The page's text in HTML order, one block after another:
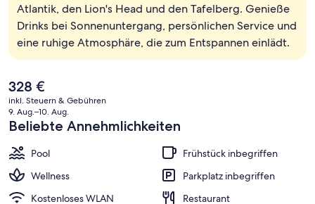
Espressomaschine, Wasserkocher
Atlantik, den Lion's Head und den Tafelberg. Genieße
Drinks bei Sonnenuntergang, persönlichen Service und
eine ruhige Atmosphäre, die zum Entspannen einlädt.
Der
aktuelle
Preis
beträgt
328 €.
328 €
inkl. Steuern & Gebühren
9. Aug.–10. Aug.
Beliebte Annehmlichkeiten
Pool
Frühstück inbegriffen
Wellness
Parkplatz inbegriffen
Kostenloses WLAN
Restaurant